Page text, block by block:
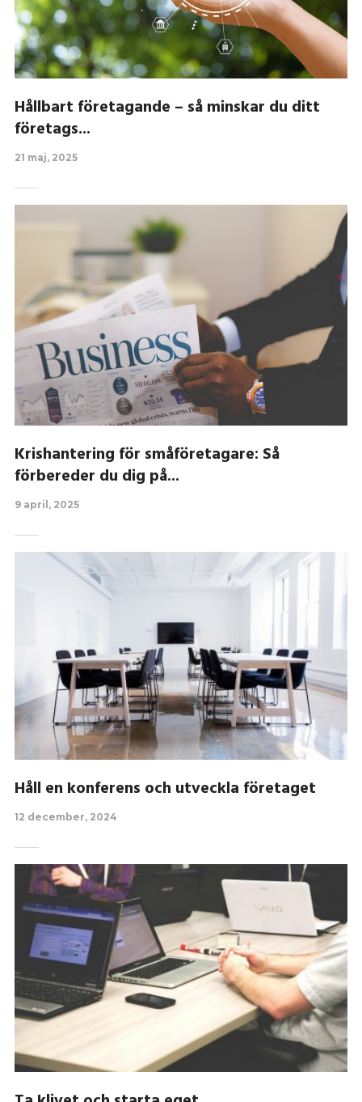
Hållbart företagande – så minskar du ditt
företags...
21 maj, 2025
Krishantering för småföretagare: Så
förbereder du dig på...
9 april, 2025
Håll en konferens och utveckla företaget
12 december, 2024